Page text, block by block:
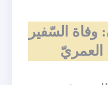
وفاة السّفير
العمريّ